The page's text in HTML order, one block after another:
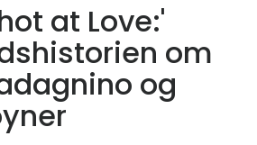
at Love:'
om
og